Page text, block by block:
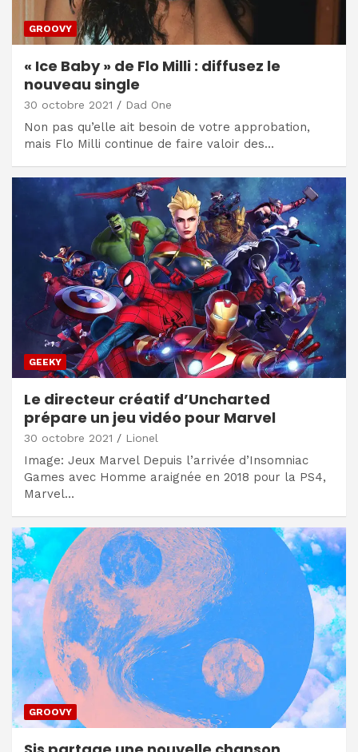
GROOVY
« Ice Baby » de Flo Milli : diffusez le
nouveau single
30 octobre 2021 Dad One
Non pas qu’elle ait besoin de votre approbation,
mais Flo Milli continue de faire valoir des…
GEEKY
Le directeur créatif d’Uncharted
prépare un jeu vidéo pour Marvel
30 octobre 2021 Lionel
Image: Jeux Marvel Depuis l’arrivée d’Insomniac
Games avec Homme araignée en 2018 pour la PS4,
Marvel…
GROOVY